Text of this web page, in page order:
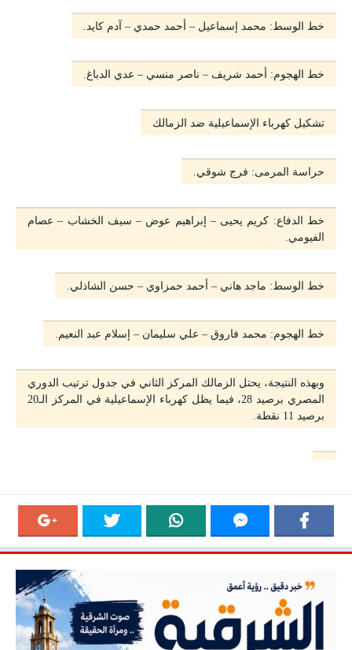
خط الوسط: محمد إسماعيل – أحمد حمدي – آدم كايد.
خط الهجوم: أحمد شريف – ناصر منسي – عدي الدباغ.
تشكيل كهرباء الإسماعيلية ضد الزمالك
حراسة المرمى: فرج شوقي.
خط الدفاع: كريم يحيى – إبراهيم عوض – سيف الخشاب – عصام
الفيومي.
خط الوسط: ماجد هاني – أحمد حمزاوي – حسن الشاذلي.
خط الهجوم: محمد فاروق – علي سليمان – إسلام عبد النعيم.
وبهذه النتيجة، يحتل الزمالك المركز الثاني في جدول ترتيب الدوري
المصري برصيد 28، فيما يظل كهرباء الإسماعيلية في المركز الـ20
برصيد 11 نقطة.